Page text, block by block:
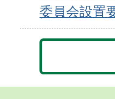
委員会設置